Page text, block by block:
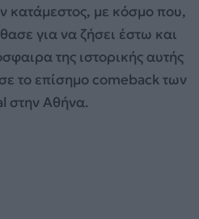
με κόσμο που,
για να ζήσει έστω και
της ιστορικής αυτής
το επίσημο comeback των
στην Αθήνα.